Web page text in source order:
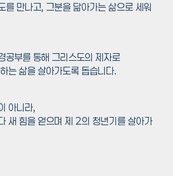
를 만나고, 그분을 닮아가는 삶으로 세워
공부를 통해 그리스도의 제자로
는 삶을 살아가도록 돕습니다.
아니라,
새 힘을 얻으며 제 2의 청년기를 살아가